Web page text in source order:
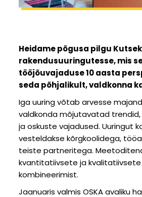
Heidame põgusa pilgu
rakendusuuringutesse, mis
tööjõuvajaduse 10 aasta
seda põhjalikult, valdkonna
Iga uuring võtab arvesse
valdkonda mõjutavatad
ja oskuste vajadused. Uuringut
vesteldakse kõrgkoolidega,
teiste partneritega.
kvantitatiivsete ja
kombineerimist.
Jaanuaris valmisOSKA avaliku